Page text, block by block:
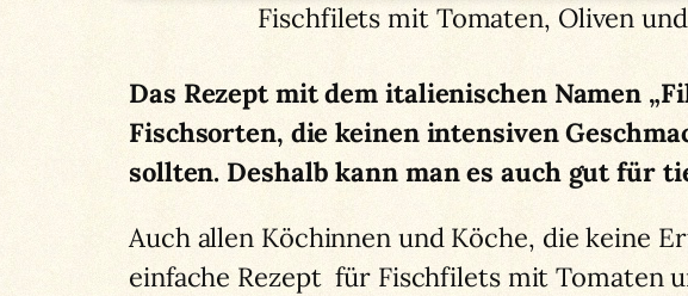
Fischfilets mit Tomaten, Oliven
Das Rezept mit dem italienischen Namen
Fischsorten, die keinen intensiven
sollten. Deshalb kann man es auch gut für
Auch allen Köchinnen und Köche, die keine
einfache Rezept für Fischfilets mit Tomaten